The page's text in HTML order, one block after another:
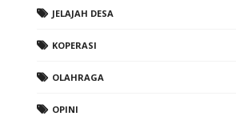
JELAJAH DESA
KOPERASI
OLAHRAGA
OPINI